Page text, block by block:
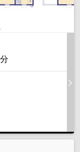
分